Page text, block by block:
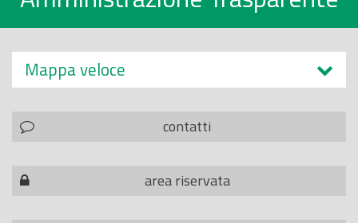
Mappa veloce
contatti
area riservata